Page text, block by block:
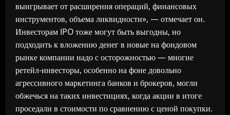
выигрывает от расширения операций, финансовых
инструментов, объема ликвидности», — отмечает он.
Инвесторам IPO тоже могут быть выгодны, но
подходить к вложению денег в новые на фондовом
рынке компании надо с осторожностью — многие
ретейл-инвесторы, особенно на фоне довольно
агрессивного маркетинга банков и брокеров, могли
обжечься на таких инвестициях, когда акции в итоге
проседали в стоимости по сравнению с ценой покупки.